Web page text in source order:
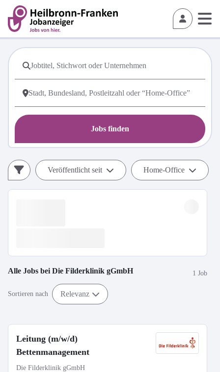
Jobs finden
Veröffentlicht seit Home-Office
Alle Jobs bei Die Filderklinik gGmbH 1 Job
Sortieren nach Relevanz
Leitung (m/w/d)
Bettenmanagement
Die Filderklinik gGmbH